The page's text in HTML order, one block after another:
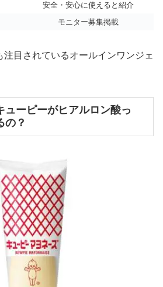
安全・安心に使えると紹介
モニター募集掲載
注目されているオールインワンジェ
ューピーがヒアルロン酸っ
の？